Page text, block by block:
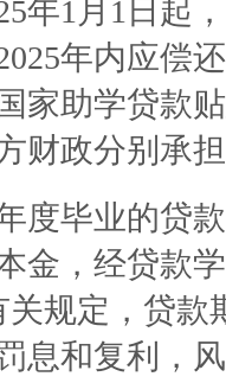
1月1日起，
年内应偿
家助学贷款
财政分别承
毕业的贷款
金，经贷款
规定，贷款
息和复利，